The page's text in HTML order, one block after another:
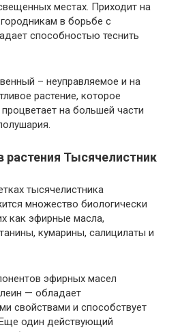
местах. Приходит на
в борьбе с
способностью теснить
– неуправляемое и на
растение, которое
на большей части
растения Тысячелистник
тысячелистника
множество биологически
как эфирные масла,
кумарины, салицилаты и
эфирных масел
— обладает
свойствами и способствует
один действующий